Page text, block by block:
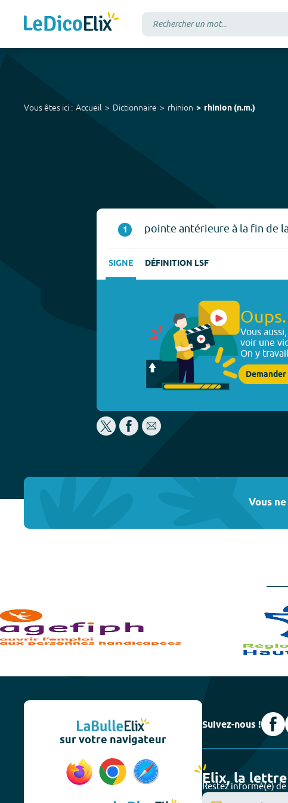
Vous êtes ici : Accueil Dictionnaire rhinion rhinion (n.m.)
1 pointe antérieure à la fin de
SIGNE DÉFINITION LSF
Oups.
Vous
voir une
On y
Vous
sur votre navigateur
Suivez-nous !
Elix, la lettre
Restez informé(e)